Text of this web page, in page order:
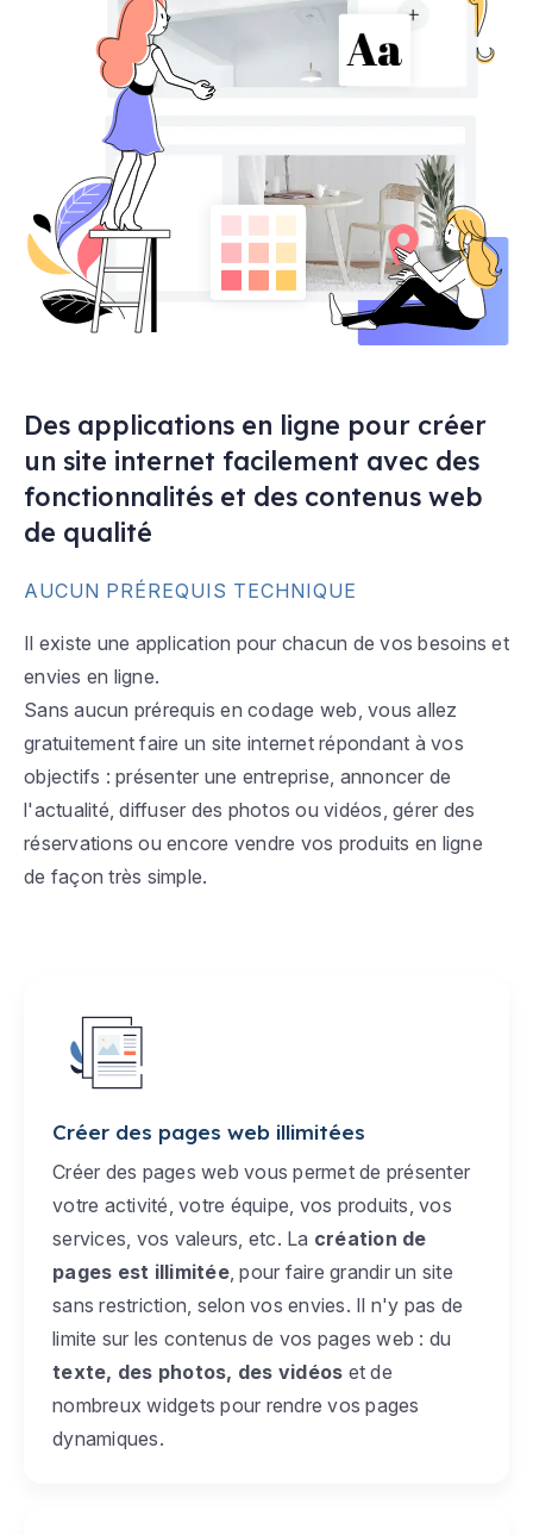
Des applications en ligne pour créer
un site internet facilement avec des
fonctionnalités et des contenus web
de qualité
AUCUN PRÉREQUIS TECHNIQUE
Il existe une application pour chacun de vos besoins et
envies en ligne.
Sans aucun prérequis en codage web, vous allez
gratuitement faire un site internet répondant à vos
objectifs : présenter une entreprise, annoncer de
l'actualité, diffuser des photos ou vidéos, gérer des
réservations ou encore vendre vos produits en ligne
de façon très simple.
Créer des pages web illimitées
Créer des pages web vous permet de présenter
votre activité, votre équipe, vos produits, vos
services, vos valeurs, etc. La création de
pages est illimitée, pour faire grandir un site
sans restriction, selon vos envies. Il n'y pas de
limite sur les contenus de vos pages web : du
texte, des photos, des vidéos et de
nombreux widgets pour rendre vos pages
dynamiques.